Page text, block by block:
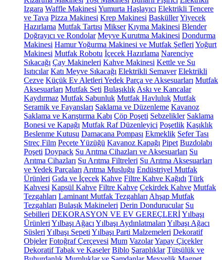
Izgara Waffle Makinesi Yumurta Haşlayıcı Elektrikli Tencere
ve Tava Pizza Makinesi Krep Makinesi BasküllerYiyecek
Hazırlama Mutfak Tartısı Mikser Kıyma Makinesi Blender
Doğrayıcı ve Rondolar Meyve Kurutma Makinesi Dondurma
Makinesi Hamur Yoğurma Makinesi ve Mutfak Şefleri Yoğurt
Makinesi Mutfak Robotu İçecek Hazırlama Narenciye
Sıkacağı Çay Makineleri Kahve Makinesi Kettle ve Su
Isıtıcılar Katı Meyve Sıkacağı Elektrikli Semaver Elektrikli
Cezve Küçük Ev Aletleri Yedek Parça ve Aksesuarları Mutfak
Aksesuarları Mutfak Seti Bulaşıklık Askı ve Kancalar
Kaydırmaz Mutfak Sabunluk Mutfak Havluluk Mutfak
Seramik ve Fayansları Saklama ve Düzenleme Kavanoz
Saklama ve Karıştırma Kabı Çöp Poşeti Sebzelikler Saklama
Bonesi ve Kapağı Mutfak Raf Düzenleyici Poşetlik Kaşıklık
Beslenme Kutusu Damacana Pompası Ekmeklik Sefer Tası
Streç Film Peçete Yüzüğü Kavanoz Kapağı Pipet Buzdolabı
Poşeti Doypack Su Arıtma Cihazları ve Aksesuarları Su
Arıtma Cihazları Su Arıtma Filtreleri Su Arıtma Aksesuarları
ve Yedek Parçaları Arıtma Musluğu Endüstriyel Mutfak
Ürünleri Gıda ve İçecek Kahve Filtre Kahve Kağıdı Türk
Kahvesi Kapsül Kahve Filtre Kahve Çekirdek Kahve Mutfak
Tezgahları Laminant Mutfak Tezgahları Ahşap Mutfak
Tezgahları Bulaşık Makineleri Derin Dondurucular Su
Sebilleri DEKORASYON VE EV GEREÇLERİYılbaşı
Ürünleri Yılbaşı Ağacı Yılbaşı Aydınlatmaları Yılbaşı Ağacı
Süsleri Yılbaşı Sepeti Yılbaşı Parti Malzemeleri Dekoratif
Objeler Fotoğraf Çerçevesi Mum VazolarYapay Çiçekler
Dekoratif Tabak ve Kaseler Biblo Şaraplıklar Tütsülük ve